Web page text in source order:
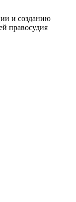
и созданию
правосудия